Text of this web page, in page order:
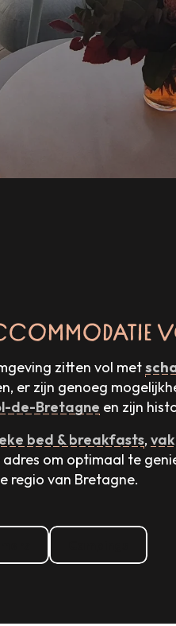
zitten vol met
er zijn genoeg
de-Bretagne en zijn
bed & breakfasts,
om optimaal te
regio van Bretagne.